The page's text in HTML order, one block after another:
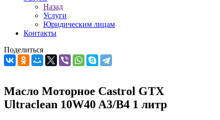
Назад
Услуги
Юридическим лицам
Контакты
Поделиться
Масло Моторное Castrol GTX
Ultraclean 10W40 A3/B4 1 литр